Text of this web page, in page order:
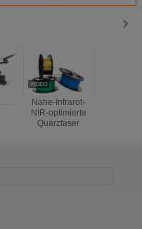
Nahe-Infrarot-
NIR-optimierte
Quarzfaser